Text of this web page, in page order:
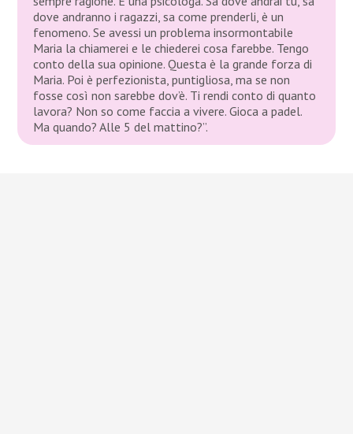
dove andranno i ragazzi, sa come prenderli, è un
fenomeno. Se avessi un problema insormontabile
Maria la chiamerei e le chiederei cosa farebbe. Tengo
conto della sua opinione. Questa è la grande forza di
Maria. Poi è perfezionista, puntigliosa, ma se non
fosse così non sarebbe dov’è. Ti rendi conto di quanto
lavora? Non so come faccia a vivere. Gioca a padel.
Ma quando? Alle 5 del mattino?”.